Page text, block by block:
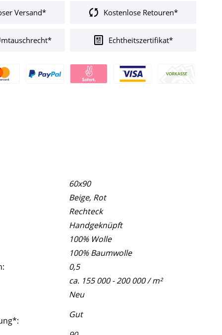
Versand* Kostenlose Retouren*
Echtheitszertifikat*
60x90
Beige, Rot
Rechteck
Handgeknüpft
100% Wolle
100% Baumwolle
0,5
ca. 155 000 - 200 000 / m²
Neu
Gut